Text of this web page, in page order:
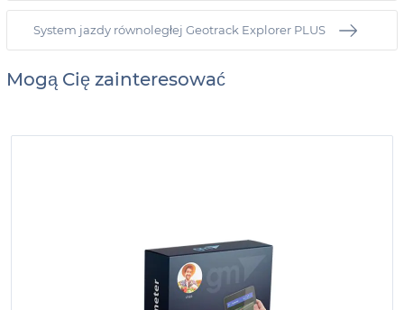
System jazdy równoległej Geotrack Explorer PLUS
Mogą Cię zainteresować